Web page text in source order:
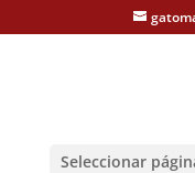
Seleccionar